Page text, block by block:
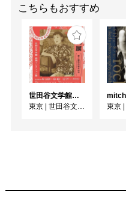
こちらもおすすめ
世田谷文学館コレクション展 没後30年 宇野千代展
東京
世田谷文学館
東京